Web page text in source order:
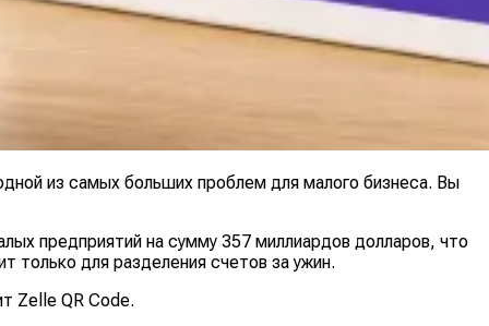
из самых больших проблем для малого бизнеса. Вы
предприятий на сумму 357 миллиардов долларов, что
только для разделения счетов за ужин.
Zelle QR Code.